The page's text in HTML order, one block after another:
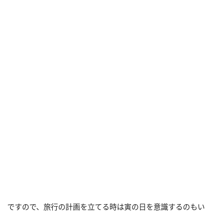
ですので、旅行の計画を立てる時は寅の日を意識するのもい